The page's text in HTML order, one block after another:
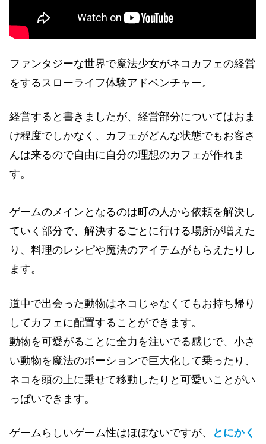
ファンタジーな世界で魔法少女がネコカフェの経営
をするスローライフ体験アドベンチャー。
経営すると書きましたが、経営部分についてはおま
け程度でしかなく、カフェがどんな状態でもお客さ
んは来るので自由に自分の理想のカフェが作れま
す。
ゲームのメインとなるのは町の人から依頼を解決し
ていく部分で、解決するごとに行ける場所が増えた
り、料理のレシピや魔法のアイテムがもらえたりし
ます。
道中で出会った動物はネコじゃなくてもお持ち帰り
してカフェに配置することができます。
動物を可愛がることに全力を注いでる感じで、小さ
い動物を魔法のポーションで巨大化して乗ったり、
ネコを頭の上に乗せて移動したりと可愛いことがい
っぱいできます。
ゲームらしいゲーム性はほぼないですが、
とにかく